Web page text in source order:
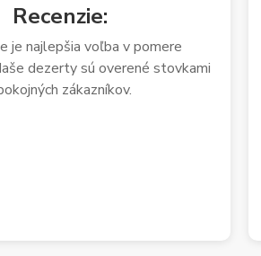
Recenzie:
je najlepšia voľba v pomere
dezerty sú overené stovkami
zákazníkov.